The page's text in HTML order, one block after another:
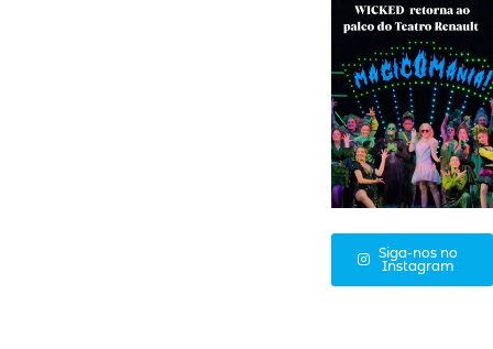
Siga-nos no
Instagram